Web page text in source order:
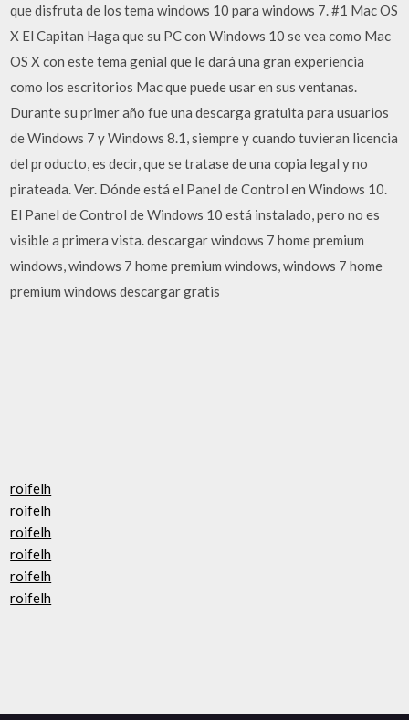
que disfruta de los tema windows 10 para windows 7. #1 Mac OS
X El Capitan Haga que su PC con Windows 10 se vea como Mac
OS X con este tema genial que le dará una gran experiencia
como los escritorios Mac que puede usar en sus ventanas.
Durante su primer año fue una descarga gratuita para usuarios
de Windows 7 y Windows 8.1, siempre y cuando tuvieran licencia
del producto, es decir, que se tratase de una copia legal y no
pirateada. Ver. Dónde está el Panel de Control en Windows 10.
El Panel de Control de Windows 10 está instalado, pero no es
visible a primera vista. descargar windows 7 home premium
windows, windows 7 home premium windows, windows 7 home
premium windows descargar gratis
roifelh
roifelh
roifelh
roifelh
roifelh
roifelh